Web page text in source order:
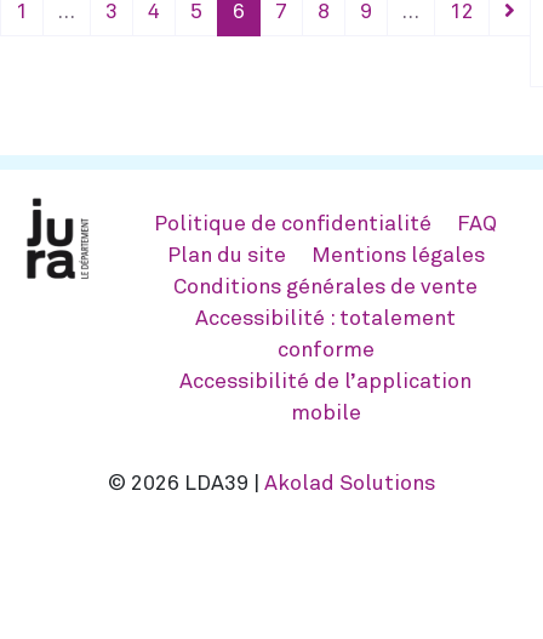
1 … 3 4 5 6 7 8 9 … 12
Politique de confidentialité
FAQ
Plan du site
Mentions légales
Conditions générales de vente
Accessibilité : totalement
conforme
Accessibilité de l’application
mobile
© 2026 LDA39 | Akolad Solutions